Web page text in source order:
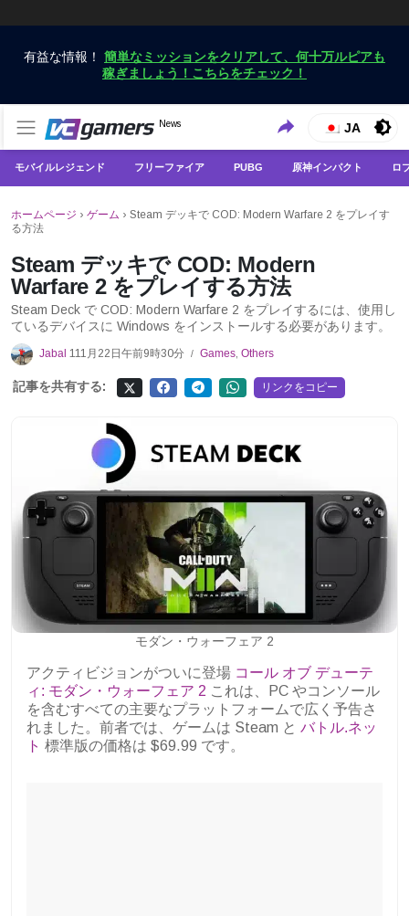
有益な情報！ 簡単なミッションをクリアして、何十万ルピアも
稼ぎましょう！こちらをチェック！
VCGamers ニュース
News
VCGamersだけで最新のゲームニュースを入手
JA
モバイルレジェンド フリーファイア PUBG 原神インパクト ロ
ホームページ › ゲーム › Steam デッキで COD: Modern Warfare 2 をプレイす
る方法
Steam デッキで COD: Modern
Warfare 2 をプレイする方法
Steam Deck で COD: Modern Warfare 2 をプレイするには、使用し
ているデバイスに Windows をインストールする必要があります。
Jabal 111月22日午前9時30分 / Games, Others
記事を共有する: リンクをコピー
モダン・ウォーフェア 2
アクティビジョンがついに登場 コール オブ デューテ
ィ: モダン・ウォーフェア 2 これは、PC やコンソール
を含むすべての主要なプラットフォームで広く予告さ
れました。前者では、ゲームは Steam と バトル.ネッ
ト 標準版の価格は $69.99 です。